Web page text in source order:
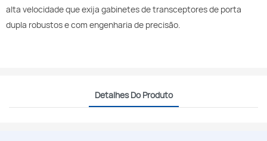
alta velocidade que exija gabinetes de transceptores de porta
dupla robustos e com engenharia de precisão.
Detalhes Do Produto